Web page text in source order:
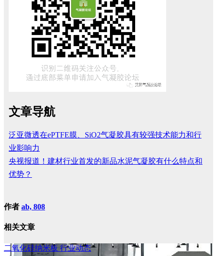
文章导航
泛亚微透在ePTFE膜、SiO2气凝胶具有较强技术能力和行
业影响力
央视报道！建材行业首发的新品水泥气凝胶有什么特点和
优势？
作者 ab, 808
相关文章
二氧化硅纳米板 行业动态